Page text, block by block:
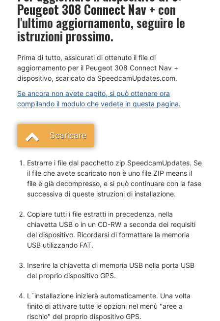
Peugeot 308 Connect Nav + con
l'ultimo aggiornamento, seguire le
istruzioni prossimo.
Prima di tutto, assicurati di ottenuto il file di
aggiornamento per il Peugeot 308 Connect Nav +
dispositivo, scaricato da SpeedcamUpdates.com.
Se ancora non avete capito, si può ottenere ora
compilando il modulo che vedete in questa pagina.
Scaricare
Estrarre i file dal pacchetto zip SpeedcamUpdates. Se
il file che avete scaricato non è uno file ZIP means il
file è già decompresso, e si può continuare con la fase
successiva di queste istruzioni di installazione.
Copiare tutti i file estratti in precedenza, nella
chiavetta USB o in un CD-RW a seconda dei requisiti
del dispositivo. Ricordarsi di formattare la memoria
USB utilizzando FAT.
Inserire la chiavetta di memoria USB nella porta USB
del proprio dispositivo GPS.
L´installazione inizierà automaticamente. Una volta
finito di attivare tutte le opzioni nel menù "aree a
rischio" del proprio dispositivo GPS.